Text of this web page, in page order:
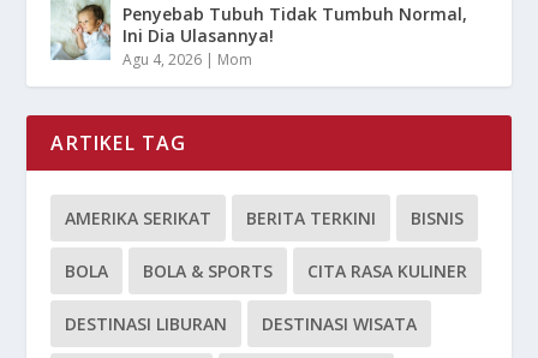
Penyebab Tubuh Tidak Tumbuh Normal,
Ini Dia Ulasannya!
Agu 4, 2026 | Mom
ARTIKEL TAG
AMERIKA SERIKAT BERITA TERKINI BISNIS
BOLA BOLA & SPORTS CITA RASA KULINER
DESTINASI LIBURAN DESTINASI WISATA